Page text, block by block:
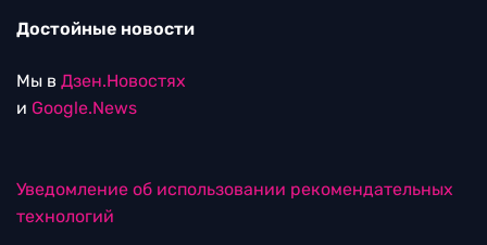
Достойные новости
Мы в Дзен.Новостях
и Google.News
Уведомление об использовании рекомендательных
технологий